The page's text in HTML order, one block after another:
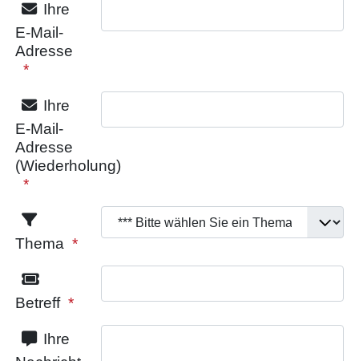
Ihre
E-Mail-
Adresse
Ihre
E-Mail-
Adresse
(Wiederholung)
Thema
Betreff
Ihre